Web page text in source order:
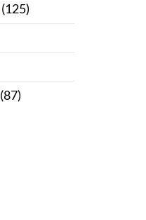
(125)
(87)